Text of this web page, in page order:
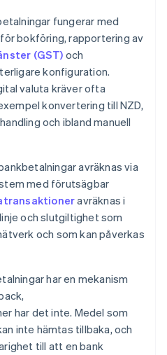
fungerar med
bokföring, rapportering av
(GST) och
konfiguration.
valuta kräver ofta
konvertering till NZD,
och ibland manuell
avräknas via
med förutsägbar
avräknas i
och slutgiltighet som
och som kan påverkas
har en mekanism
har det inte. Medel som
inte hämtas tillbaka, och
till att en bank